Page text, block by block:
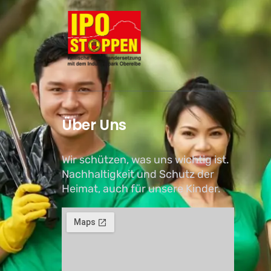
Über Uns
Wir schützen, was uns wichtig ist.
Nachhaltigkeit und Schutz der
Heimat, auch für unsere Kinder.